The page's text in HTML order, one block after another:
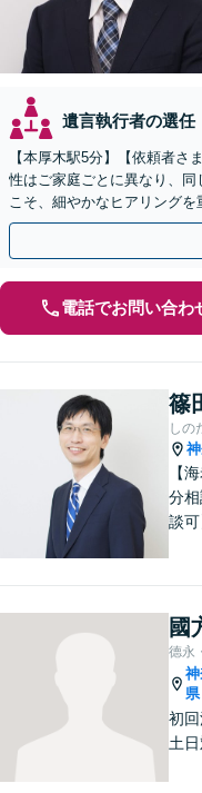
遺言執行者の選任
【本厚木駅5分】【依頼者さ
性はご家庭ごとに異なり、
こそ、細やかなヒアリングを
確にお示しします。ぜひ一
電話でお問い合わ
篠
しの
【
分
談可
が
國
德永
神
県
初回
土日